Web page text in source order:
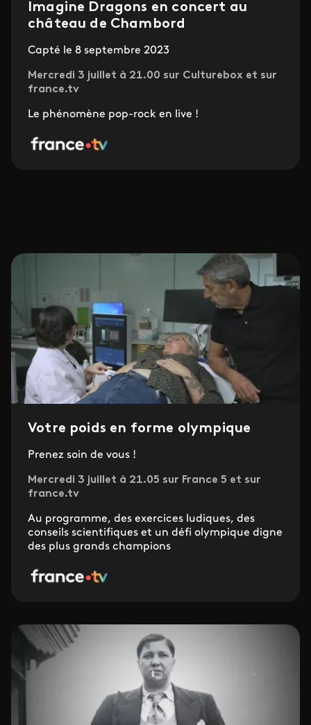
Imagine Dragons en concert au
château de Chambord
Capté le 8 septembre 2023
Mercredi 3 juillet à 21.00 sur Culturebox et sur
france.tv
Le phénomène pop-rock en live !
Votre poids en forme olympique
Prenez soin de vous !
Mercredi 3 juillet à 21.05 sur France 5 et sur
france.tv
Au programme, des exercices ludiques, des
conseils scientifiques et un défi olympique digne
des plus grands champions